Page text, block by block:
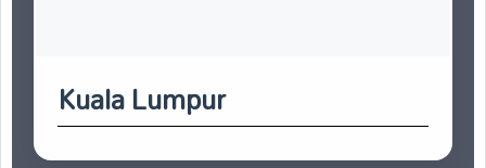
Kuala Lumpur